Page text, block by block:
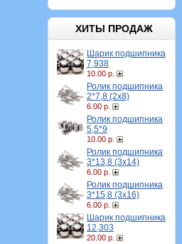
ХИТЫ ПРОДАЖ
Шарик подшипника
7,938
10.00 р.
Ролик подшипника
2*7,8 (2х8)
6.00 р.
Ролик подшипника
5,5*9
10.00 р.
Ролик подшипника
3*13,8 (3х14)
6.00 р.
Ролик подшипника
3*15,8 (3х16)
6.00 р.
Шарик подшипника
12,303
20.00 р.